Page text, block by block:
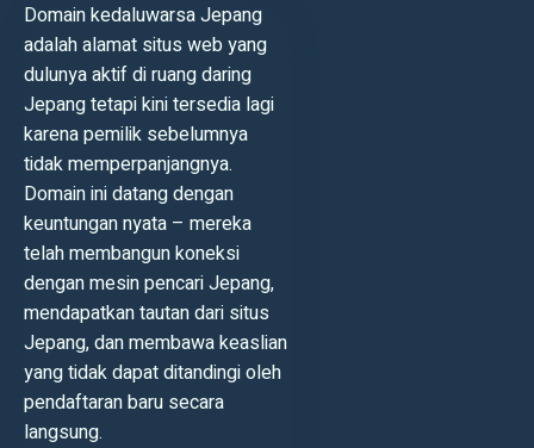
Domain kedaluwarsa Jepang
adalah alamat situs web yang
dulunya aktif di ruang daring
Jepang tetapi kini tersedia lagi
karena pemilik sebelumnya
tidak memperpanjangnya.
Domain ini datang dengan
keuntungan nyata – mereka
telah membangun koneksi
dengan mesin pencari Jepang,
mendapatkan tautan dari situs
Jepang, dan membawa keaslian
yang tidak dapat ditandingi oleh
pendaftaran baru secara
langsung.